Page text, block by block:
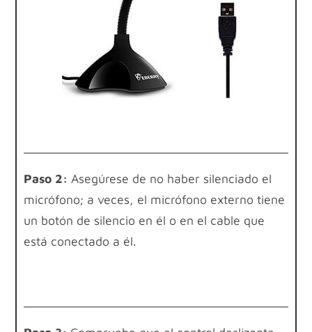
Paso 2: Asegúrese de no haber silenciado el
micrófono; a veces, el micrófono externo tiene
un botón de silencio en él o en el cable que
está conectado a él.